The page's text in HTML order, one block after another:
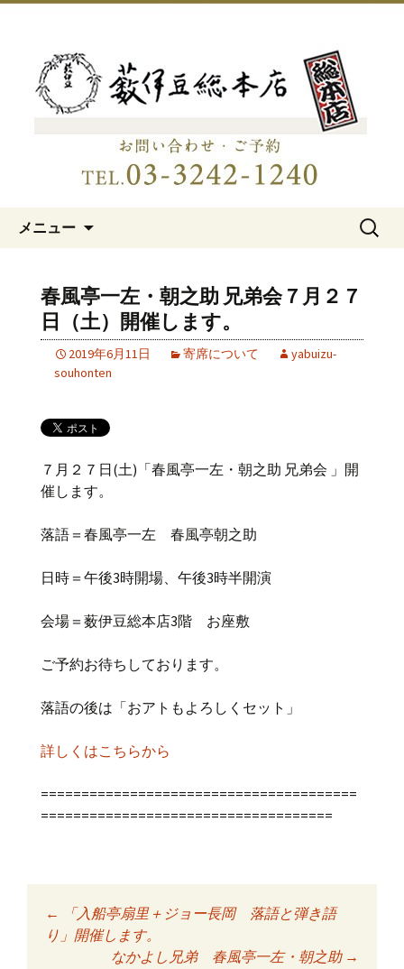
日本橋の老舗蕎麦屋「藪伊豆総
本店」
メニュー
検
春風亭一左・朝之助 兄弟会７月２７
日（土）開催します。
2019年6月11日 寄席について
yabuizu-
souhonten
７月２７日(土)「春風亭一左・朝之助 兄弟会 」開
催します。
落語＝春風亭一左 春風亭朝之助
日時＝午後3時開場、午後3時半開演
会場＝薮伊豆総本店3階 お座敷
ご予約お待ちしております。
落語の後は「おアトもよろしくセット」
詳しくはこちらから
=======================================
====================================
投稿ナビゲーショ
←
「入船亭扇里＋ジョー長岡 落語と弾き語
り」開催します。
なかよし兄弟 春風亭一左・朝之助 →